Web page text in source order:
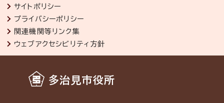
サイトポリシー
プライバシーポリシー
関連機関等リンク集
ウェブアクセシビリティ方針
多治見市役所